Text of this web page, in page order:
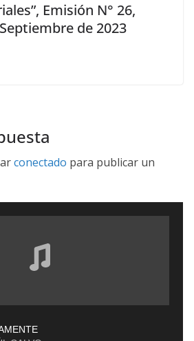
Emisión N° 26,
de 2023
conectado para publicar un